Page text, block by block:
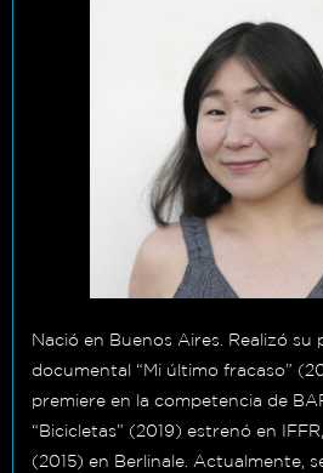
Nació en Buenos Aires. Realizó
documental “Mi último fracaso”
premiere en la competencia de
“Bicicletas” (2019) estrenó en
(2015) en Berlinale. Actualmente,